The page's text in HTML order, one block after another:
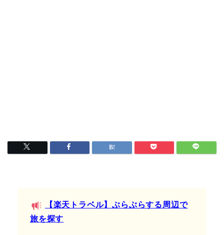
【楽天トラベル】ぶらぶらする周辺で
旅を探す